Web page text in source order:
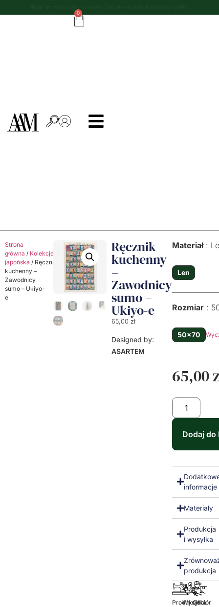
0
Strona
główna / Kolekcje
Kolekcja
japońska / Ręcznik
kuchenny –
Zawodnicy
sumo – Ukiyo-
e
Ręcznik
kuchenny
–
Zawodnicy
sumo –
Ukiyo-e
65,00 zł
Designed by:
ASARTEM
Materiał
Len
Rozmiar
50x70
65,00
Dodaj do
informacje
Materiały
Produkcja
i wysyłka
produkcja
Produkcja
Wysyłka
Odbiór